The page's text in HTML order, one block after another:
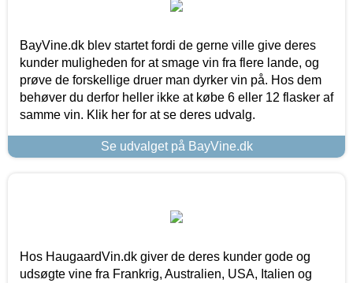
BayVine.dk blev startet fordi de gerne ville give deres
kunder muligheden for at smage vin fra flere lande, og
prøve de forskellige druer man dyrker vin på. Hos dem
behøver du derfor heller ikke at købe 6 eller 12 flasker af
samme vin. Klik her for at se deres udvalg.
Se udvalget på BayVine.dk
Hos HaugaardVin.dk giver de deres kunder gode og
udsøgte vine fra Frankrig, Australien, USA, Italien og